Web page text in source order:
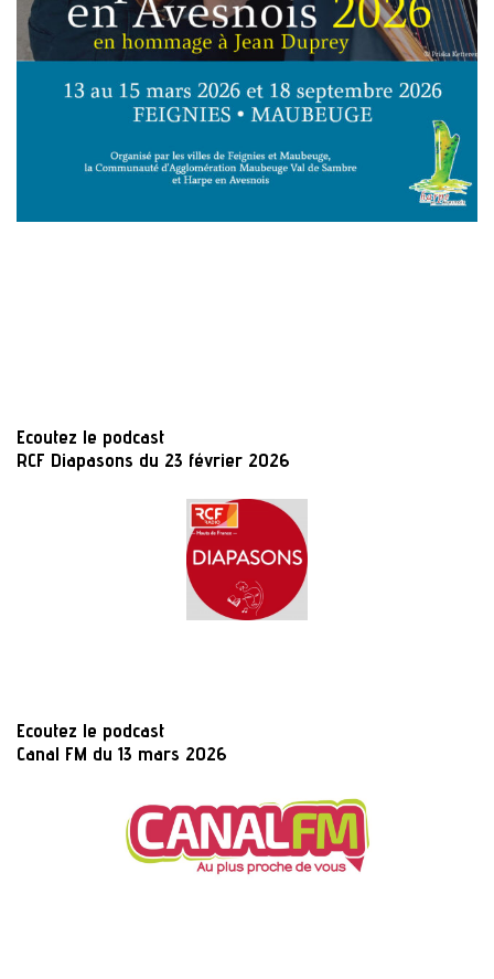
Ecoutez le podcast
RCF Diapasons du 23 février 2026
Ecoutez le podcast
Canal FM du 13 mars 2026